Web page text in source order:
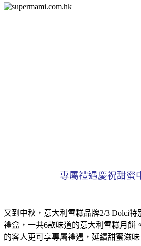
專屬禮遇慶祝甜蜜
又到中秋，意大利雪糕品牌2/3 Dolci特
禮盒，一共6款味道的意大利雪糕月餅
的客人更可享專屬禮遇，延續甜蜜滋味